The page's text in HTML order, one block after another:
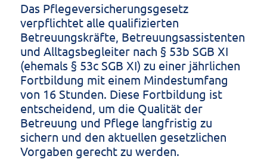
Das Pflegeversicherungsgesetz
verpflichtet alle qualifizierten
Betreuungskräfte, Betreuungsassistenten
und Alltagsbegleiter nach § 53b SGB XI
(ehemals § 53c SGB XI) zu einer jährlichen
Fortbildung mit einem Mindestumfang
von 16 Stunden. Diese Fortbildung ist
entscheidend, um die Qualität der
Betreuung und Pflege langfristig zu
sichern und den aktuellen gesetzlichen
Vorgaben gerecht zu werden.